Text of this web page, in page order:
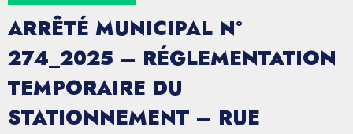
ARRÊTÉ MUNICIPAL N°
274_2025 – RÉGLEMENTATION
TEMPORAIRE DU
STATIONNEMENT – RUE